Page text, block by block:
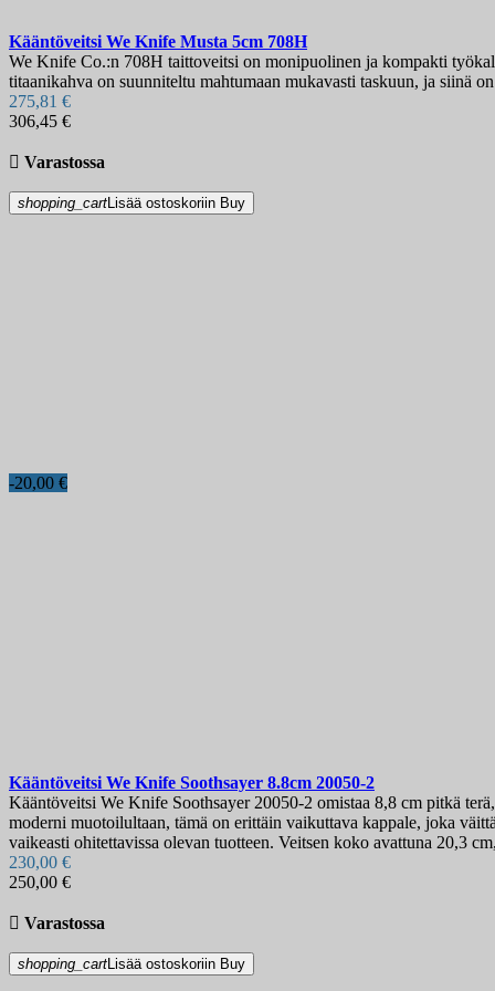
Kääntöveitsi We Knife Musta 5cm 708H
We Knife Co.:n 708H taittoveitsi on monipuolinen ja kompakti
titaanikahva on suunniteltu mahtumaan mukavasti taskuun, ja siinä
275,81 €
306,45 €
 Varastossa
shopping_cartLisää ostoskoriin Buy
-20,00 €
Kääntöveitsi We Knife Soothsayer 8.8cm 20050-2
Kääntöveitsi We Knife Soothsayer 20050-2 omistaa 8,8 cm pitkä
moderni muotoilultaan, tämä on erittäin vaikuttava kappale, joka
vaikeasti ohitettavissa olevan tuotteen. Veitsen koko avattuna 20,3
230,00 €
250,00 €
 Varastossa
shopping_cartLisää ostoskoriin Buy